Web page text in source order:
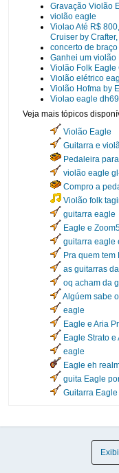
Gravação Violão
violão eagle
Violao Até R$
Cruiser by
concerto de
Ganhei um violão
Violão Folk Eagle
Violão elétrico
Violão Hofma by
Violao eagle dh69
Veja mais tópicos
Violão Eagle
Guitarra e
Pedaleira
violão eagle
Compro a
Violão folk
guitarra eagle
Eagle e
guitarra eagle
Pra quem tem
as guitarras
oq acham da
Algúem sabe
eagle
Eagle e Aria
Eagle Strato e
eagle
Eagle eh
guita Eagle
Guitarra